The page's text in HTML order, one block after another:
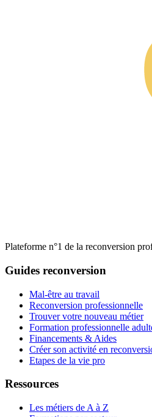
Plateforme n°1 de la reconversion
Guides reconversion
Mal-être au travail
Reconversion professionnelle
Trouver votre nouveau métier
Formation professionnelle
Financements & Aides
Créer son activité en
Etapes de la vie pro
Ressources
Les métiers de A à Z